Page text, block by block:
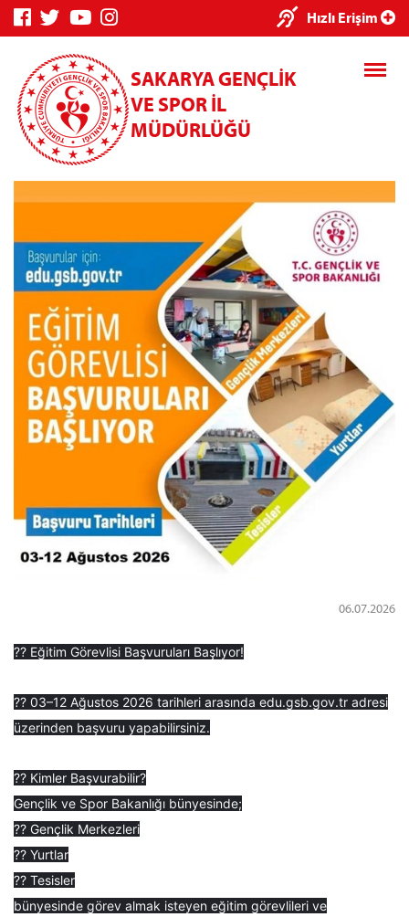
Hızlı Erişim
SAKARYA GENÇLİK
VE SPOR İL
MÜDÜRLÜĞÜ
06.07.2026
?? Eğitim Görevlisi Başvuruları Başlıyor!
?? 03–12 Ağustos 2026 tarihleri arasında edu.gsb.gov.tr adresi
üzerinden başvuru yapabilirsiniz.
?? Kimler Başvurabilir?
Gençlik ve Spor Bakanlığı bünyesinde;
?? Gençlik Merkezleri
?? Yurtlar
?? Tesisler
bünyesinde görev almak isteyen eğitim görevlileri ve
×
Genç Bilgi
Spor Bilgi
Sistemi
Kredi/Yurt
İşlemleri
Kredi/Yurt E-
Ödeme